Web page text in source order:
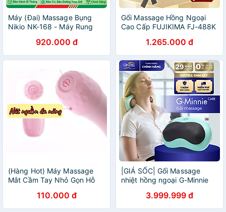
Máy (Đai) Massage Bụng
Nikio NK-168 - Máy Rung
Săn Chắc Cơ Bụng Nhanh,
Kết Hợp Nhiệt Nóng Làm Ấm
Bụng, Giảm Đau Bụng Kinh
920.000 đ
Gối Massage Hồng Ngoại
Cao Cấp FUJIKIMA FJ-488K
1.265.000 đ
(Hàng Hot) Máy Massage
Mắt Cầm Tay Nhỏ Gọn Hỗ
Thâm Bọng Mắt 2024
110.000 đ
|GIÁ SỐC| Gối Massage
nhiệt hồng ngoại G-Minnie
Shiatsu 3D | 1 Năm Bảo
Hành
3.999.999 đ